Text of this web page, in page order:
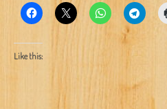
Like this: